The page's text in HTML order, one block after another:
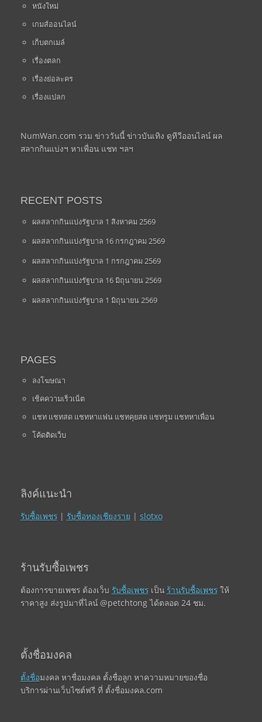
หนังใหม่
เกมส์ออนไลน์
เก็บตกเมล์
เรื่องตลก
เรื่องย่อละคร
เรื่องแปลก
NumWan.com รวม ข่าววันนี้ ข่าวบันเทิง ดูทีวีออนไลน์ ผล
สลากกินแบ่งฯ หาเพื่อน แชท ฯลฯ
RECENT POSTS
ผลสลากกินแบ่งรัฐบาล 1 สิงหาคม 2569
ผลสลากกินแบ่งรัฐบาล 16 กรกฎาคม 2569
ผลสลากกินแบ่งรัฐบาล 1 กรกฎาคม 2569
ผลสลากกินแบ่งรัฐบาล 16 มิถุนายน 2569
ผลสลากกินแบ่งรัฐบาล 1 มิถุนายน 2569
PAGES
ลงโฆษณา
เช็คความเร็วเน็ต
แชท แชทสด แชทหาแฟน แชทคุยสด แชทรูม แชทหาเพื่อน
โค้ดติดเว็บ
ลิงค์แนะนำ
รับซื้อเพชร| รับซื้อทองเชียงราย | slotxo
ร้านรับซื้อเพชร
ต้องการขายเพชร ต้องเว็บ รับซื้อเพชรเป็น ร้านรับซื้อเพชรให้
ราคาสูง ส่งรูปมาที่ไลน์ @petchtong ได้ตลอด 24 ชม.
ตั้งชื่อมงคล
ตั้งชื่อมงคล หาชื่อมงคล ตั้งชื่อลูก หาความหมายของชื่อ
บริการผ่านเว็บไซต์ฟรี ที่ ตั้งชื่อมงคล.com